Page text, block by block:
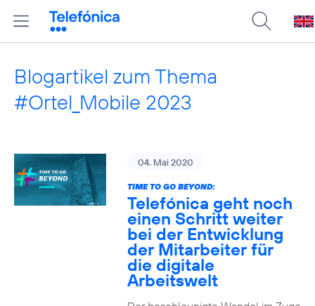
Blogartikel zum Thema
#Ortel_Mobile 2023
04. Mai 2020
TIME TO GO BEYOND:
Telefónica geht noch
einen Schritt weiter
bei der Entwicklung
der Mitarbeiter für
die digitale
Arbeitswelt